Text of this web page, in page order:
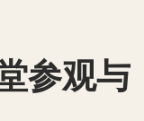
参观与